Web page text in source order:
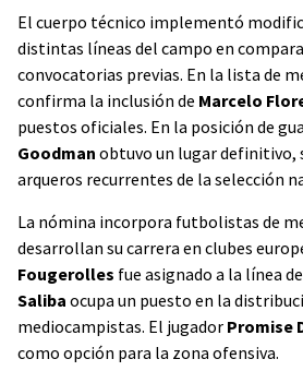
El cuerpo técnico implementó
distintas líneas del campo en
convocatorias previas. En la lista de
confirma la inclusión de Marcelo
puestos oficiales. En la posición de
Goodman obtuvo un lugar definitivo,
arqueros recurrentes de la selección
La nómina incorpora futbolistas de
desarrollan su carrera en clubes
Fougerolles fue asignado a la línea
Saliba ocupa un puesto en la
mediocampistas. El jugador Promise
como opción para la zona ofensiva.